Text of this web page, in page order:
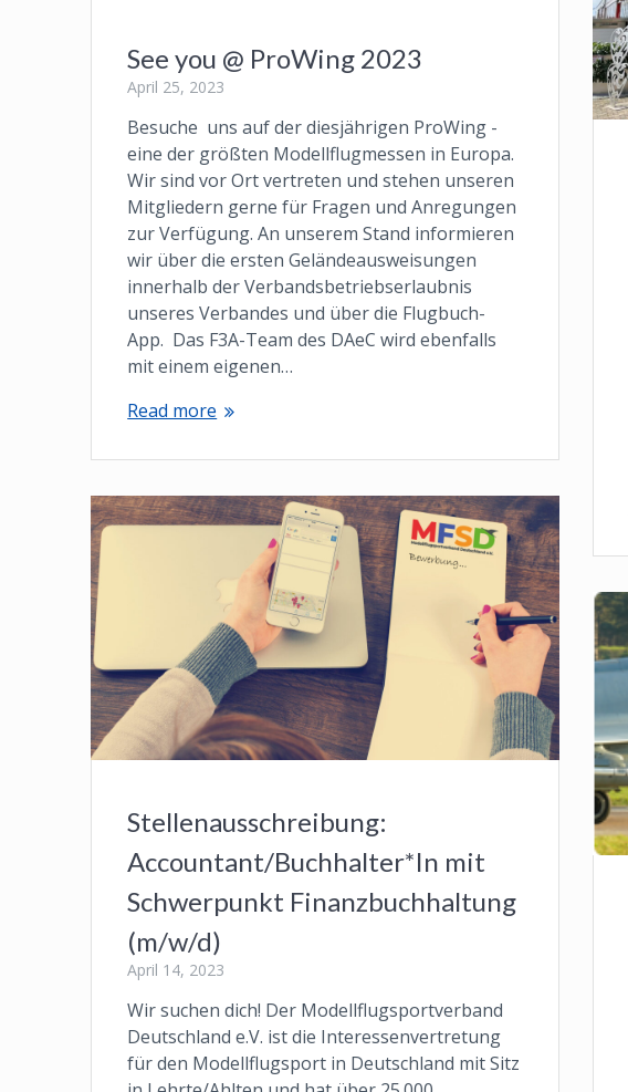
See you @ ProWing 2023
April 25, 2023
Besuche uns auf der diesjährigen ProWing -
eine der größten Modellflugmessen in Europa.
Wir sind vor Ort vertreten und stehen unseren
Mitgliedern gerne für Fragen und Anregungen
zur Verfügung. An unserem Stand informieren
wir über die ersten Geländeausweisungen
innerhalb der Verbandsbetriebserlaubnis
unseres Verbandes und über die Flugbuch-
App. Das F3A-Team des DAeC wird ebenfalls
mit einem eigenen…
Read more
Stellenausschreibung:
Accountant/Buchhalter*In mit
Schwerpunkt Finanzbuchhaltung
(m/w/d)
April 14, 2023
Wir suchen dich! Der Modellflugsportverband
Deutschland e.V. ist die Interessenvertretung
für den Modellflugsport in Deutschland mit Sitz